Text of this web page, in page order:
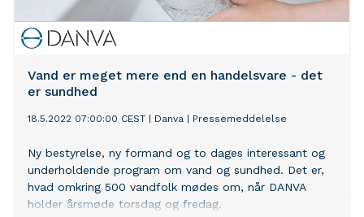
Vand er meget mere end en handelsvare - det
er sundhed
18.5.2022 07:00:00 CEST Danva Pressemeddelelse
Ny bestyrelse, ny formand og to dages interessant og
underholdende program om vand og sundhed. Det er,
hvad omkring 500 vandfolk mødes om, når DANVA
holder årsmøde torsdag og fredag.